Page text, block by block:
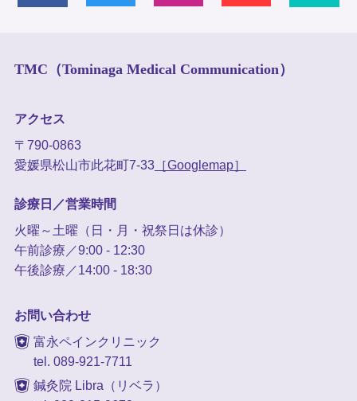
TMC（Tominaga Medical Communication）
アクセス
〒790-0863
愛媛県松山市此花町7-33［Googlemap］
診療日／営業時間
火曜～土曜（日・月・祝祭日は休診）
午前診療／9:00 - 12:30
午後診療／14:00 - 18:30
お問い合わせ
富永ペインクリニック
tel. 089-921-7711
鍼灸院 Libra（リベラ）